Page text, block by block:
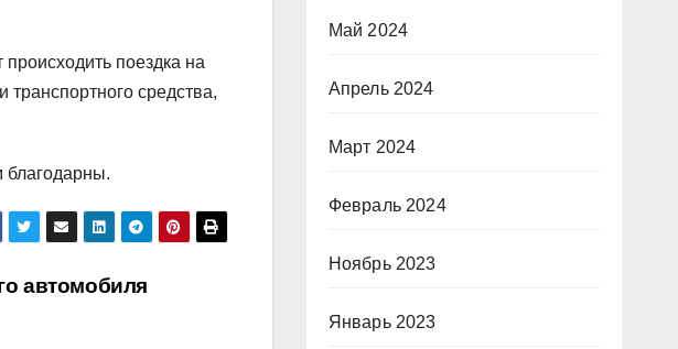
поездка на
средства,
благодарны.
автомобиля
Май 2024
Апрель 2024
Март 2024
Февраль 2024
Ноябрь 2023
Январь 2023